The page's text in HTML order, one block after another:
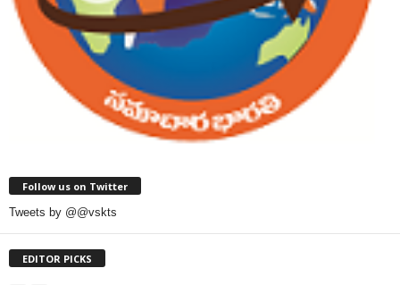
Follow us on Twitter
Tweets by @@vskts
EDITOR PICKS